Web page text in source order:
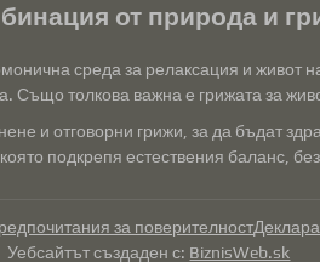
от природа и
среда за релаксация и
Също толкова важна е грижата за
и отговорни грижи, за да бъдат
подкрепя естествения баланс,
за поверителност
Уебсайтът създаден с: BiznisWeb.sk